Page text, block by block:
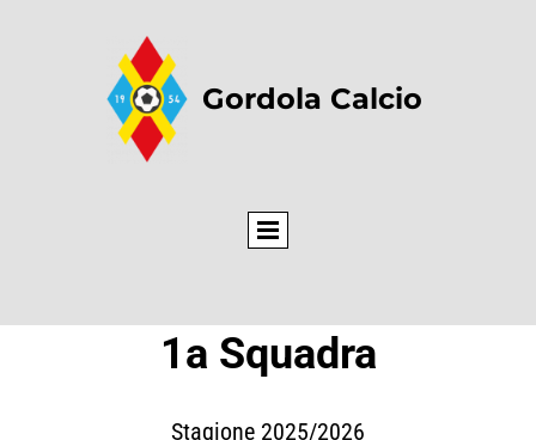
Gordola Calcio
1a Squadra
Stagione 2025/2026